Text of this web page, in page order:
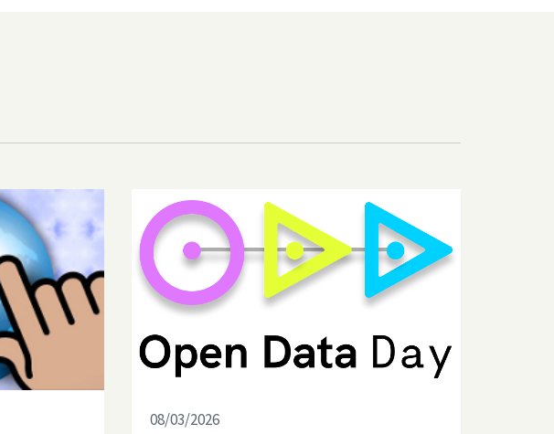
08/03/2026